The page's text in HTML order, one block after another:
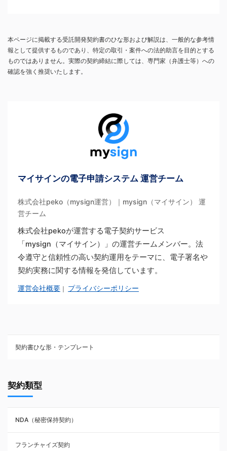
本ページに掲載する受託開発契約書のひな形および解説は、一般的な参考情
報として提供するものであり、特定の取引・案件への法的助言を目的とする
ものではありません。実際の契約締結に際しては、専門家（弁護士等）への
確認を強く推奨いたします。
マイサインの電子申請システム 運営チーム
株式会社peko（mysign運営）｜mysign（マイサイン） 運
営チーム
株式会社pekoが運営する電子契約サービス
「mysign（マイサイン）」の運営チームメンバー。法
令遵守と信頼性の高い契約運用をテーマに、電子署名や
契約実務に関する情報を発信しています。
運営会社概要 ｜ プライバシーポリシー
契約書ひな形・テンプレート
NDA（秘密保持契約）
業務委託契約
利用規約・約款
契約類型
NDA（秘密保持契約）
フランチャイズ契約